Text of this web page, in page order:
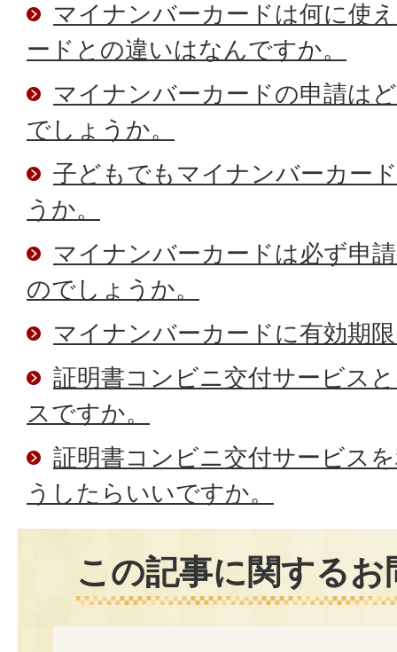
マイナンバーカードは何に使
ードとの違いはなんですか。
マイナンバーカードの申請は
でしょうか。
子どもでもマイナンバーカー
うか。
マイナンバーカードは必ず申
のでしょうか。
マイナンバーカードに有効期
証明書コンビニ交付サービス
スですか。
証明書コンビニ交付サービス
うしたらいいですか。
この記事に関する